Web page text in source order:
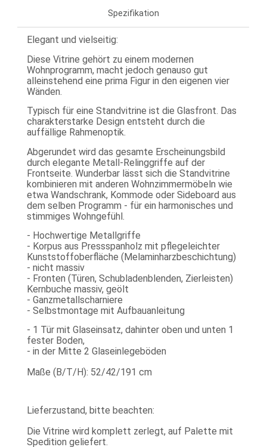
Spezifikation
Elegant und vielseitig:
Diese Vitrine gehört zu einem modernen
Wohnprogramm, macht jedoch genauso gut
alleinstehend eine prima Figur in den eigenen vier
Wänden.
Typisch für eine Standvitrine ist die Glasfront. Das
charakterstarke Design entsteht durch die
auffällige Rahmenoptik.
Abgerundet wird das gesamte Erscheinungsbild
durch elegante Metall-Relinggriffe auf der
Frontseite. Wunderbar lässt sich die Standvitrine
kombinieren mit anderen Wohnzimmermöbeln wie
etwa Wandschrank, Kommode oder Sideboard aus
dem selben Programm - für ein harmonisches und
stimmiges Wohngefühl.
- Hochwertige Metallgriffe
- Korpus aus Pressspanholz mit pflegeleichter
Kunststoffoberfläche (Melaminharzbeschichtung)
- nicht massiv
- Fronten (Türen, Schubladenblenden, Zierleisten)
Kernbuche massiv, geölt
- Ganzmetallscharniere
- Selbstmontage mit Aufbauanleitung
- 1 Tür mit Glaseinsatz, dahinter oben und unten 1
fester Boden,
- in der Mitte 2 Glaseinlegeböden
Maße (B/T/H): 52/42/191 cm
Lieferzustand, bitte beachten:
Die Vitrine wird komplett zerlegt, auf Palette mit
Spedition geliefert.